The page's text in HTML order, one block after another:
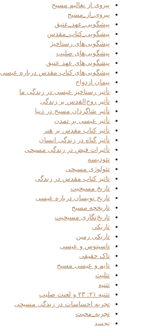
پیروی از تعالیم مسیح
پیروی_از_مسیح
پیشگویی_عهد_عتیق
پیشگویی_کتاب_مقدس
پیشگویی‌های رستاخیز
پیشگویی‌های صلیب
پیشگویی‌های عهد عتیق
پیشگویی‌های کتاب مقدس درباره عیسی
پیمان ازدواج
تأثیر رستاخیز عیسی در زندگی ما
تأثیر روح‌القدس بر زندگی
تأثیر شاگردان مسیح در دنیا
تأثیر عیسی بر تمدن
تأثیر کتاب مقدس بر هنر
تأثیر گناه در زندگی انسان
تأثیرات فیض در زندگی مسیحی
تئودیسه
تئولوژی مسیحی
تاثیر کتاب مقدس در زندگی
تاریخ مسیحیت
تاریخ نویسان درباره عیسی
تاریخچه مسیح
تاریخ‌نگاری مسیحیت
تاریکی
تاریکی زمین
تاسیتوس و عیسی
تاک حقیقی
تایم و عیسی مسیح
تثلیث
تثنیه
تثنیه ۲۱: ۲۳ و لعنت صلیب
تجربه احساسات در زندگی مسیحی
تجربه_محبت
تجسد